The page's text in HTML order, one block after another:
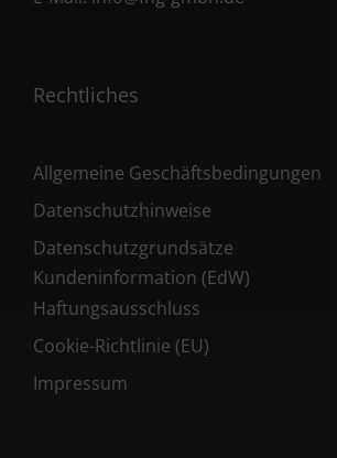
Rechtliches
Allgemeine Geschäftsbedingungen
Datenschutzhinweise
Datenschutzgrundsätze
Kundeninformation (EdW)
Haftungsausschluss
Cookie-Richtlinie (EU)
Impressum